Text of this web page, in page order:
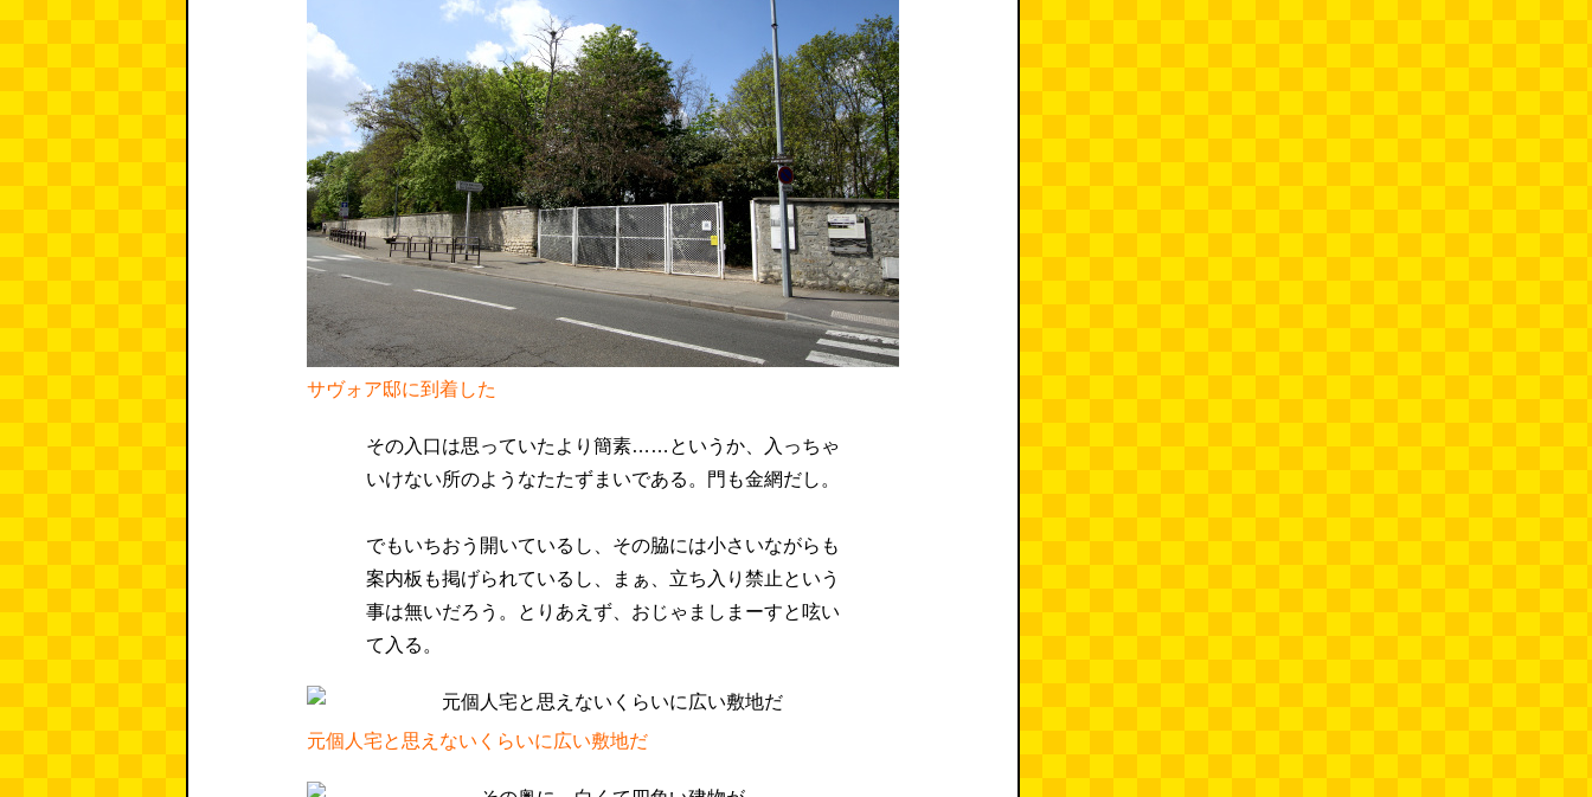
サヴォア邸に到着した
その入口は思っていたより簡素……というか、入っちゃ
いけない所のようなたたずまいである。門も金網だし。
でもいちおう開いているし、その脇には小さいながらも
案内板も掲げられているし、まぁ、立ち入り禁止という
事は無いだろう。とりあえず、おじゃましまーすと呟い
て入る。
元個人宅と思えないくらいに広い敷地だ